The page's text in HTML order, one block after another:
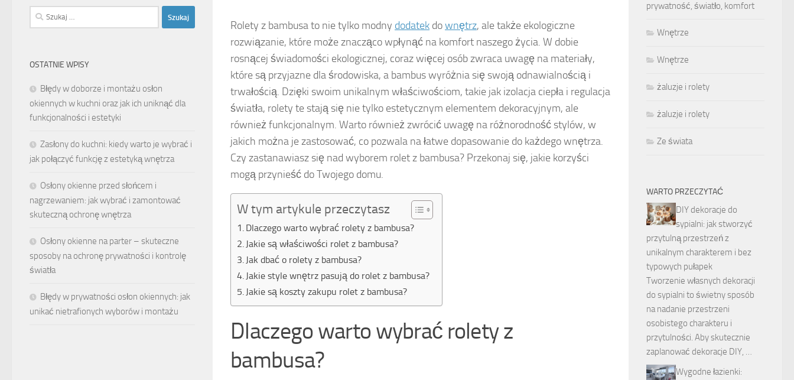
Rolety z bambusa to nie tylko modny dodatek downętrz, ale także ekologiczne
rozwiązanie, które może znacząco wpłynąć na komfort naszego życia. W dobie
rosnącej świadomości ekologicznej, coraz więcej osób zwraca uwagę na materiały,
które są przyjazne dla środowiska, a bambus wyróżnia się swoją odnawialnością i
trwałością. Dzięki swoim unikalnym właściwościom, takie jak izolacja ciepła i regulacja
światła, rolety te stają się nie tylko estetycznym elementem dekoracyjnym, ale
również funkcjonalnym. Warto również zwrócić uwagę na różnorodność stylów, w
jakich można je zastosować, co pozwala na łatwe dopasowanie do każdego wnętrza.
Czy zastanawiasz się nad wyborem rolet z bambusa? Przekonaj się, jakie korzyści
mogą przynieść do Twojego domu.
W tym artykule przeczytasz
Dlaczego warto wybrać rolety z bambusa?
Jakie są właściwości rolet z bambusa?
Jak dbać o rolety z bambusa?
Jakie style wnętrz pasują do rolet z bambusa?
Jakie są koszty zakupu rolet z bambusa?
Dlaczego warto wybrać rolety z
bambusa?
Szukaj:
OSTATNIE WPISY
Błędy w doborze i montażu osłon
okiennych w kuchni oraz jak ich uniknąć dla
funkcjonalności i estetyki
Zasłony do kuchni: kiedy warto je wybrać i
jak połączyć funkcję z estetyką wnętrza
Osłony okienne przed słońcem i
nagrzewaniem: jak wybrać i zamontować
skuteczną ochronę wnętrza
Osłony okienne na parter – skuteczne
sposoby na ochronę prywatności i kontrolę
światła
Błędy w prywatności osłon okiennych: jak
unikać nietrafionych wyborów i montażu
prywatność, światło, komfort
Wnętrze
Wnętrze
żaluzje i rolety
żaluzje i rolety
Ze świata
WARTO PRZECZYTAĆ
DIY dekoracje do
sypialni: jak stworzyć
przytulną przestrzeń z
unikalnym charakterem i bez
typowych pułapek
Tworzenie własnych dekoracji
do sypialni to świetny sposób
na nadanie przestrzeni
osobistego charakteru i
przytulności. Aby skutecznie
zaplanować dekoracje DIY, …
Wygodne łazienki: